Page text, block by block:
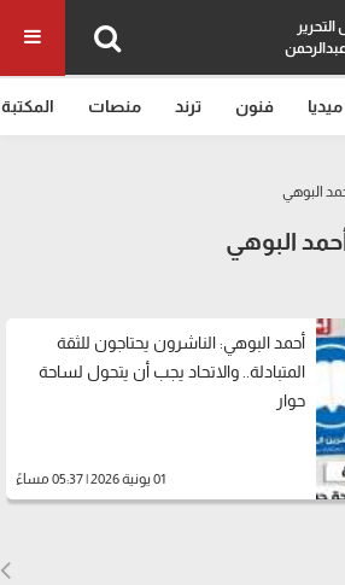
ميديا فنون ترند منصات المكتبة
البوهي
البوهي
أحمد البوهي: الناشرون يحتاجون للثقة
المتبادلة.. والاتحاد يجب أن يتحول لساحة
حوار
01 يونية 2026 | 05:37 مساءً